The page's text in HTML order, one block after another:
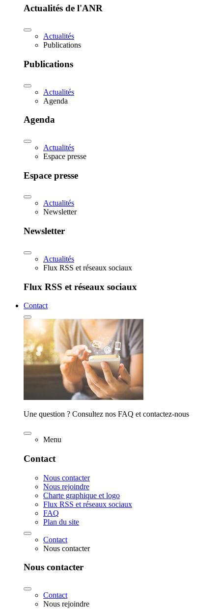
Actualités de l'ANR
Actualités
Publications
Publications
Actualités
Agenda
Agenda
Actualités
Espace presse
Espace presse
Actualités
Newsletter
Newsletter
Actualités
Flux RSS et réseaux sociaux
Flux RSS et réseaux sociaux
Contact
Une question ? Consultez nos FAQ et contactez-nous
Menu
Contact
Nous contacter
Nous rejoindre
Charte graphique et logo
Flux RSS et réseaux sociaux
FAQ
Plan du site
Contact
Nous contacter
Nous contacter
Contact
Nous rejoindre